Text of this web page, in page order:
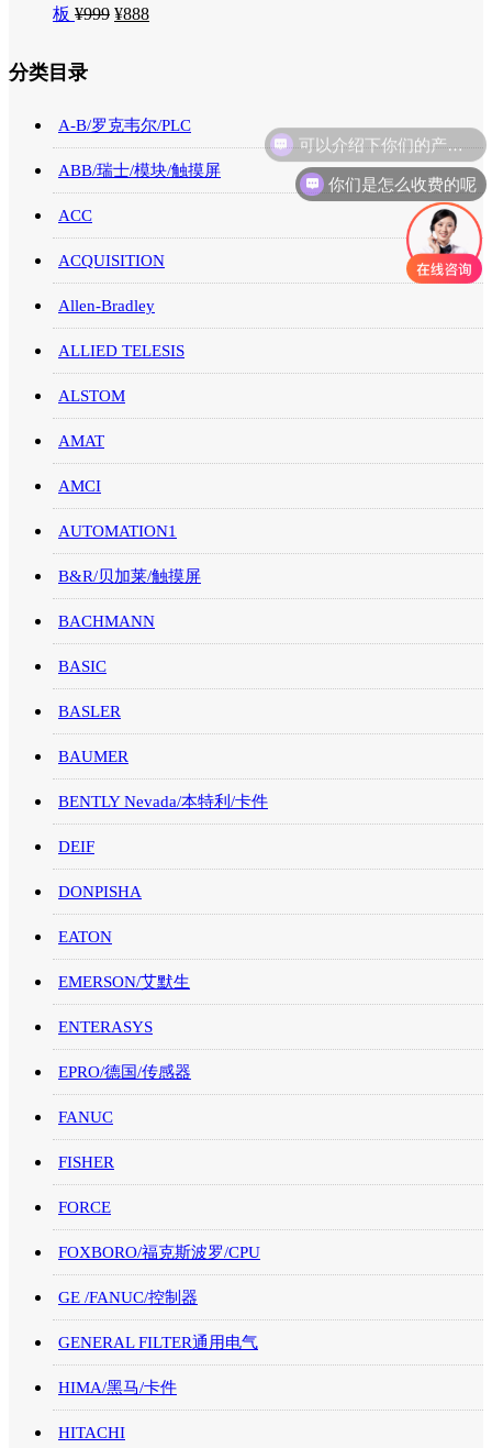
板 ¥999 ¥888
分类目录
A-B/罗克韦尔/PLC
ABB/瑞士/模块/触摸屏
ACC
ACQUISITION
Allen-Bradley
ALLIED TELESIS
ALSTOM
AMAT
AMCI
AUTOMATION1
B&R/贝加莱/触摸屏
BACHMANN
BASIC
BASLER
BAUMER
BENTLY Nevada/本特利/卡件
DEIF
DONPISHA
EATON
EMERSON/艾默生
ENTERASYS
EPRO/德国/传感器
FANUC
FISHER
FORCE
FOXBORO/福克斯波罗/CPU
GE /FANUC/控制器
GENERAL FILTER通用电气
HIMA/黑马/卡件
HITACHI
你们是怎么收费的呢